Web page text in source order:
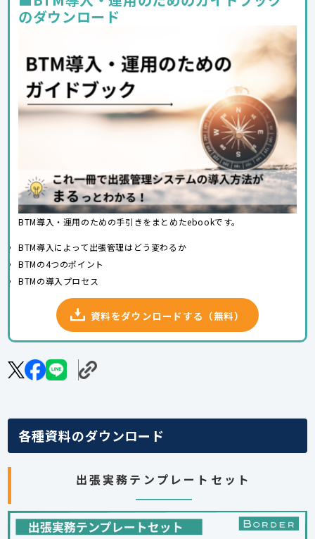
のダウンロード
BTM導入・運用のための手引きをまとめたebookです。
BTM導入によって出張管理はどう変わるか
BTMの4つのポイント
BTMの導入プロセス
資料をダウンロードする（無料）
各種資料のダウンロード
出張実務テンプレートセット